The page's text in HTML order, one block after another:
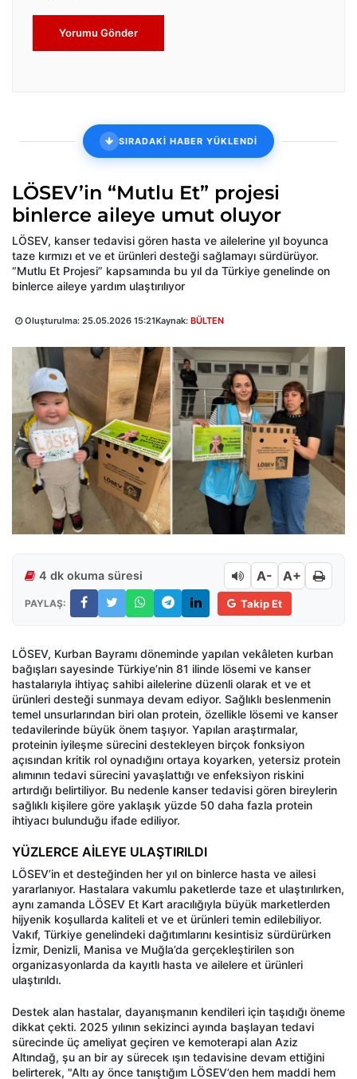
Yorumu Gönder
SIRADAKİ HABER YÜKLENDİ
LÖSEV’in “Mutlu Et” projesi
binlerce aileye umut oluyor
LÖSEV, kanser tedavisi gören hasta ve ailelerine yıl boyunca
taze kırmızı et ve et ürünleri desteği sağlamayı sürdürüyor.
“Mutlu Et Projesi” kapsamında bu yıl da Türkiye genelinde on
binlerce aileye yardım ulaştırılıyor
Oluşturulma: 25.05.2026 15:21Kaynak: BÜLTEN
4 dk okuma süresi A- A+
PAYLAŞ: Takip Et
LÖSEV, Kurban Bayramı döneminde yapılan vekâleten kurban
bağışları sayesinde Türkiye’nin 81 ilinde lösemi ve kanser
hastalarıyla ihtiyaç sahibi ailelerine düzenli olarak et ve et
ürünleri desteği sunmaya devam ediyor. Sağlıklı beslenmenin
temel unsurlarından biri olan protein, özellikle lösemi ve kanser
tedavilerinde büyük önem taşıyor. Yapılan araştırmalar,
proteinin iyileşme sürecini destekleyen birçok fonksiyon
açısından kritik rol oynadığını ortaya koyarken, yetersiz protein
alımının tedavi sürecini yavaşlattığı ve enfeksiyon riskini
artırdığı belirtiliyor. Bu nedenle kanser tedavisi gören bireylerin
sağlıklı kişilere göre yaklaşık yüzde 50 daha fazla protein
ihtiyacı bulunduğu ifade ediliyor.
YÜZLERCE AİLEYE ULAŞTIRILDI
LÖSEV’in et desteğinden her yıl on binlerce hasta ve ailesi
yararlanıyor. Hastalara vakumlu paketlerde taze et ulaştırılırken,
aynı zamanda LÖSEV Et Kart aracılığıyla büyük marketlerden
hijyenik koşullarda kaliteli et ve et ürünleri temin edilebiliyor.
Vakıf, Türkiye genelindeki dağıtımlarını kesintisiz sürdürürken
İzmir, Denizli, Manisa ve Muğla’da gerçekleştirilen son
organizasyonlarda da kayıtlı hasta ve ailelere et ürünleri
ulaştırıldı.
Destek alan hastalar, dayanışmanın kendileri için taşıdığı öneme
dikkat çekti. 2025 yılının sekizinci ayında başlayan tedavi
sürecinde üç ameliyat geçiren ve kemoterapi alan Aziz
Altındağ, şu an bir ay sürecek ışın tedavisine devam ettiğini
belirterek, "Altı ay önce tanıştığım LÖSEV’den hem maddi hem